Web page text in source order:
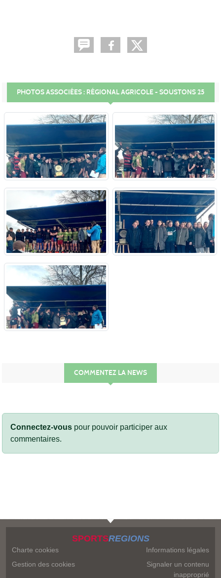
PHOTOS ASSOCIÉES : RÉGIONAL AGRICOLE - SOUSTONS 25
COMMENTEZ LA NEWS
Connectez-vous pour pouvoir participer aux
commentaires.
SPORTSREGIONS
Charte cookies
Gestion des cookies
Informations légales
Signaler un contenu
inapproprié